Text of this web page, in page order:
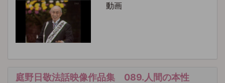
動画
庭野日敬法話映像作品集 089.人間の本性